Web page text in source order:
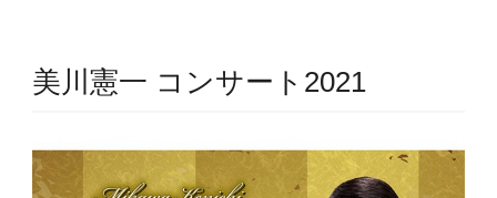
美川憲一 コンサート2021